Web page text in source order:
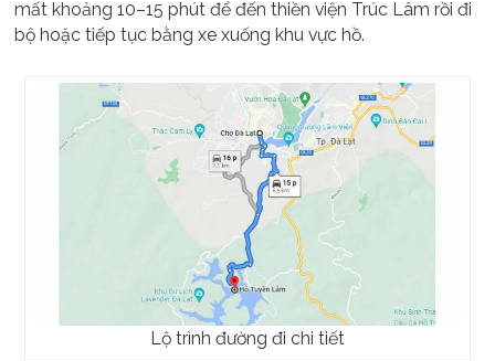
mất khoảng 10–15 phút để đến thiền viện Trúc Lâm rồi đi
bộ hoặc tiếp tục bằng xe xuống khu vực hồ.
Lộ trình đường đi chi tiết